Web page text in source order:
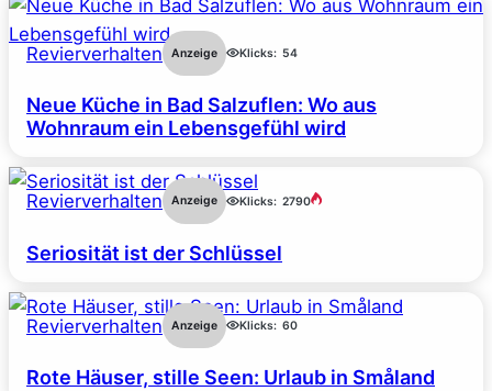
Revierverhalten Anzeige Klicks: 54
Neue Küche in Bad Salzuflen: Wo aus
Wohnraum ein Lebensgefühl wird
Revierverhalten Anzeige Klicks: 2790
Seriosität ist der Schlüssel
Revierverhalten Anzeige Klicks: 60
Rote Häuser, stille Seen: Urlaub in Småland